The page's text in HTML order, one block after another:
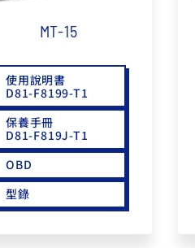
MT-15
使用說明書
D81-F8199-T1
保養手冊
D81-F819J-T1
OBD
型錄